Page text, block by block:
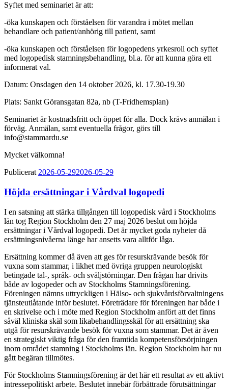
Syftet med seminariet är att:
-öka kunskapen och förståelsen för varandra i mötet mellan
behandlare och patient/anhörig till patient, samt
-öka kunskapen och förståelsen för logopedens yrkesroll och syftet
med logopedisk stamningsbehandling, bl.a. för att kunna göra ett
informerat val.
Datum: Onsdagen den 14 oktober 2026, kl. 17.30-19.30
Plats: Sankt Göransgatan 82a, nb (T-Fridhemsplan)
Seminariet är kostnadsfritt och öppet för alla. Dock krävs anmälan i
förväg. Anmälan, samt eventuella frågor, görs till
info@stammardu.se
Mycket välkomna!
Publicerat 2026-05-292026-05-29
Höjda ersättningar i Vårdval logopedi
I en satsning att stärka tillgången till logopedisk vård i Stockholms
län tog Region Stockholm den 27 maj 2026 beslut om höjda
ersättningar i Vårdval logopedi. Det är mycket goda nyheter då
ersättningsnivåerna länge har ansetts vara alltför låga.
Ersättning kommer då även att ges för resurskrävande besök för
vuxna som stammar, i likhet med övriga gruppen neurologiskt
betingade tal-, språk- och sväljstörningar. Den frågan har drivits
både av logopeder och av Stockholms Stamningsförening.
Föreningen nämns uttryckligen i Hälso- och sjukvårdsförvaltningens
tjänsteutlåtande inför beslutet. Företrädare för föreningen har både i
en skrivelse och i möte med Region Stockholm anfört att det finns
såväl kliniska skäl som likabehandlingsskäl för att ersättning ska
utgå för resurskrävande besök för vuxna som stammar. Det är även
en strategiskt viktig fråga för den framtida kompetensförsörjningen
inom området stamning i Stockholms län. Region Stockholm har nu
gått begäran tillmötes.
För Stockholms Stamningsförening är det här ett resultat av ett aktivt
intressepolitiskt arbete. Beslutet innebär förbättrade förutsättningar